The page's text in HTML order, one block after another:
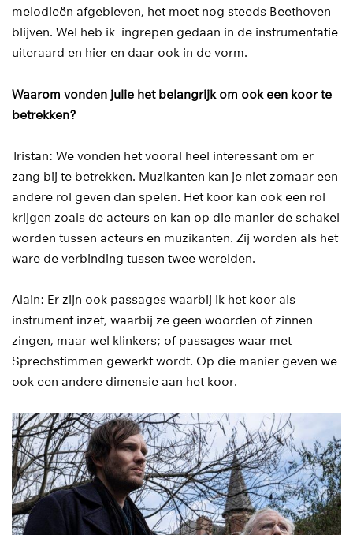
melodieën afgebleven, het moet nog steeds Beethoven
blijven. Wel heb ik ingrepen gedaan in de instrumentatie
uiteraard en hier en daar ook in de vorm.
Waarom vonden julie het belangrijk om ook een koor te
betrekken?
Tristan: We vonden het vooral heel interessant om er
zang bij te betrekken. Muzikanten kan je niet zomaar een
andere rol geven dan spelen. Het koor kan ook een rol
krijgen zoals de acteurs en kan op die manier de schakel
worden tussen acteurs en muzikanten. Zij worden als het
ware de verbinding tussen twee werelden.
Alain: Er zijn ook passages waarbij ik het koor als
instrument inzet, waarbij ze geen woorden of zinnen
zingen, maar wel klinkers; of passages waar met
Sprechstimmen gewerkt wordt. Op die manier geven we
ook een andere dimensie aan het koor.